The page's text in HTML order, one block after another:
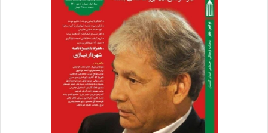
مدیریت بهینه منابع و تخصیص آن به پروژه‌های دارای تقاضای
بازار عمدتا صادراتی تا افق ۱۴۰۴،ضروری است.
۷-در جمع‌بندی باید گفت الگوی توسعه استان نمی‌تواند الگوی
توسعه قرن بیستمی باشد. الگوی توسعه استان گلستان در قرن
۲۱مبتنی بر رویکرد اقتصاد مقاومتی و با لحاظ مزیت‌های نسبی هر